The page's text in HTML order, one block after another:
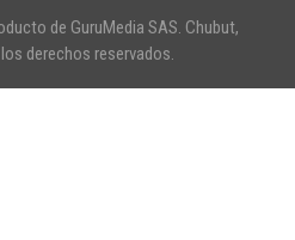
de GuruMedia SAS. Chubut,
derechos reservados.